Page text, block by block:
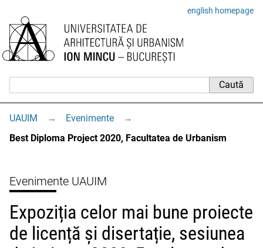
english homepage
UAUIM → Evenimente
→
Best Diploma Project 2020, Facultatea de Urbanism
Evenimente UAUIM
Expoziția celor mai bune proiecte
de licență și disertație, sesiunea